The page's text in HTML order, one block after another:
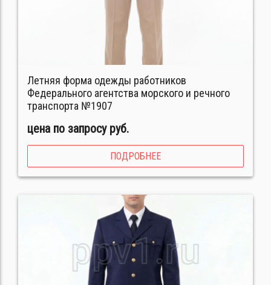
Летняя форма одежды работников
Федерального агентства морского и речного
транспорта №1907
цена по запросу руб.
ПОДРОБНЕЕ